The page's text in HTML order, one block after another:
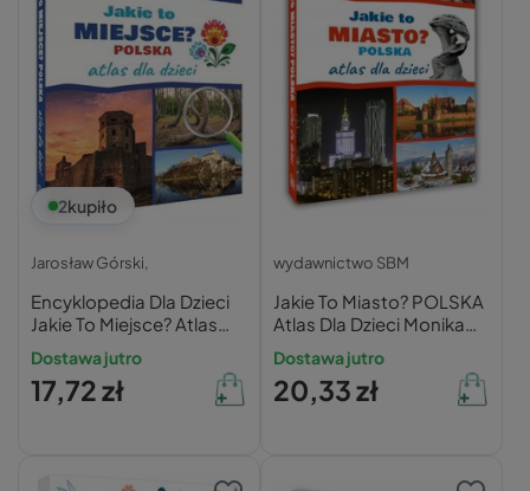
2kupiło
Jarosław Górski,
Encyklopedia Dla Dzieci
Jakie To Miejsce? Atlas
Nagrody SBM (TW)
Dostawa jutro
17,72 zł
wydawnictwo SBM
Jakie To Miasto? POLSKA
Atlas Dla Dzieci Monika
Płóciennik 9+ SBM
Dostawa jutro
20,33 zł